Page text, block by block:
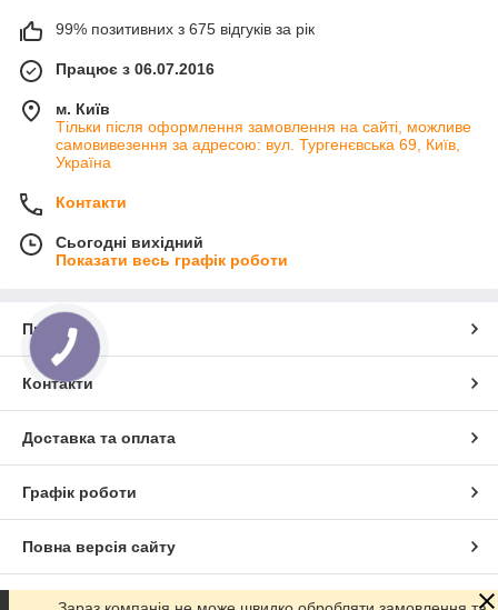
99% позитивних з 675 відгуків за рік
Працює з 06.07.2016
м. Київ
Тільки після оформлення замовлення на сайті, можливе
самовивезення за адресою: вул. Тургенєвська 69, Київ,
Україна
Контакти
Сьогодні вихідний
Показати весь графік роботи
Про нас
Контакти
Доставка та оплата
Графік роботи
Повна версія сайту
Сайт створено на маркетплейсі Prom.ua